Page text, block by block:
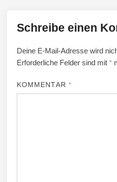
Schreibe einen
Deine E-Mail-Adresse wird
Erforderliche Felder sind mit *
KOMMENTAR *